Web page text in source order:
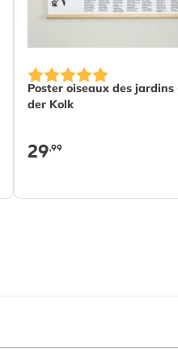
Poster oiseaux des
der Kolk
29,99